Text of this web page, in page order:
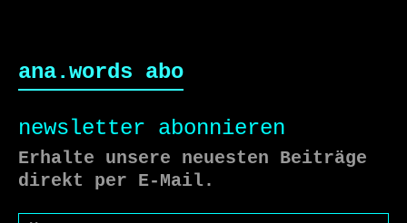
ana.words abo
newsletter abonnieren
Erhalte unsere neuesten Beiträge
direkt per E-Mail.